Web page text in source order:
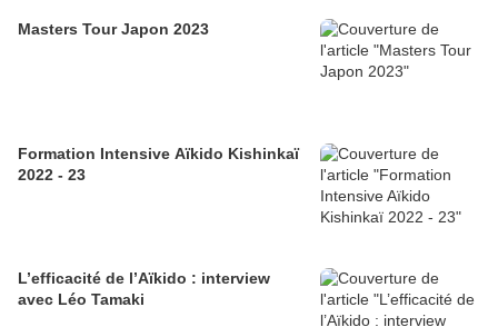
Masters Tour Japon 2023
Formation Intensive Aïkido Kishinkaï
2022 - 23
L’efficacité de l’Aïkido : interview
avec Léo Tamaki